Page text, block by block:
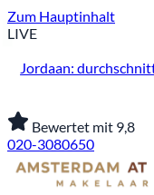
Zum Hauptinhalt
LIVE
Jordaan:
Bewertet mit 9,8
020-3080650